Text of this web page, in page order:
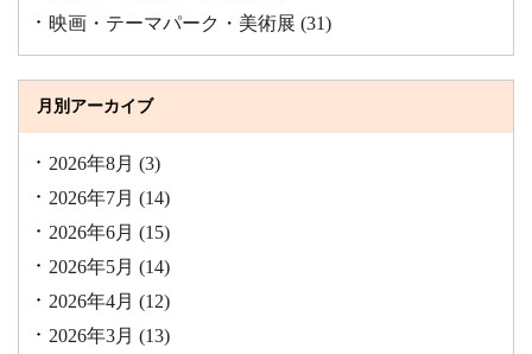
映画・テーマパーク・美術展 (31)
月別アーカイブ
2026年8月 (3)
2026年7月 (14)
2026年6月 (15)
2026年5月 (14)
2026年4月 (12)
2026年3月 (13)